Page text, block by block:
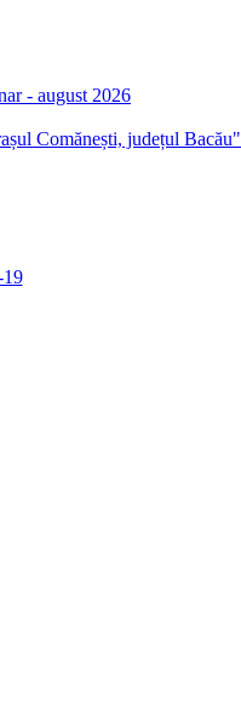
- august 2026
Comănești, județul Bacău"